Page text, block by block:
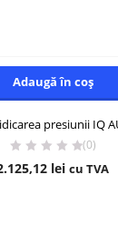
Adaugă în coș
presiunii IQ
(0)
lei cu TVA